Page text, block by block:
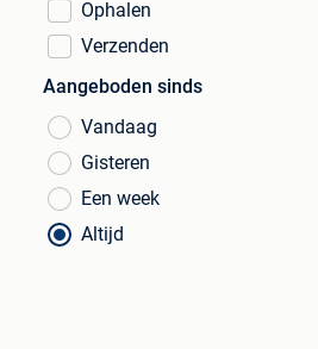
Ophalen
Verzenden
Aangeboden sinds
Vandaag
Gisteren
Een week
Altijd